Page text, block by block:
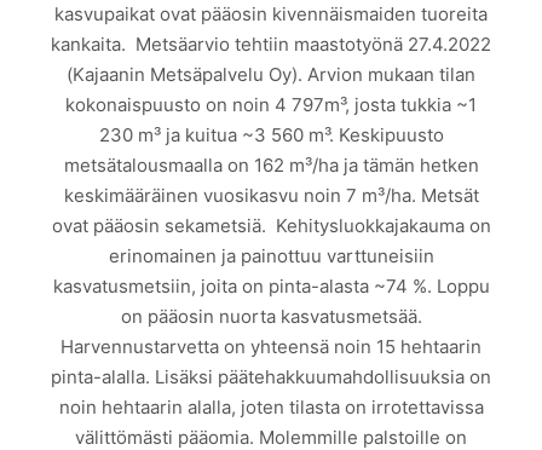
kasvupaikat ovat pääosin kivennäismaiden tuoreita
kankaita. Metsäarvio tehtiin maastotyönä 27.4.2022
(Kajaanin Metsäpalvelu Oy). Arvion mukaan tilan
kokonaispuusto on noin 4 797m³, josta tukkia ~1
230 m³ ja kuitua ~3 560 m³. Keskipuusto
metsätalousmaalla on 162 m³/ha ja tämän hetken
keskimääräinen vuosikasvu noin 7 m³/ha. Metsät
ovat pääosin sekametsiä. Kehitysluokkajakauma on
erinomainen ja painottuu varttuneisiin
kasvatusmetsiin, joita on pinta-alasta ~74 %. Loppu
on pääosin nuorta kasvatusmetsää.
Harvennustarvetta on yhteensä noin 15 hehtaarin
pinta-alalla. Lisäksi päätehakkuumahdollisuuksia on
noin hehtaarin alalla, joten tilasta on irrotettavissa
välittömästi pääomia. Molemmille palstoille on